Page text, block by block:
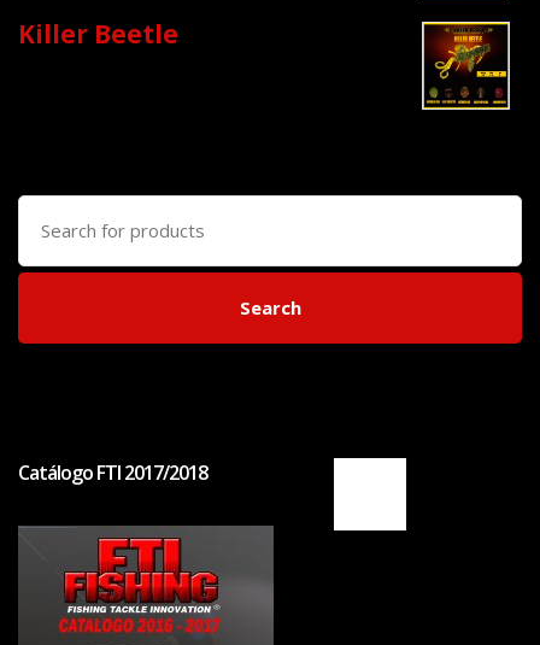
Killer Beetle
Search
for:
Search
Catálogo FTI 2017/2018